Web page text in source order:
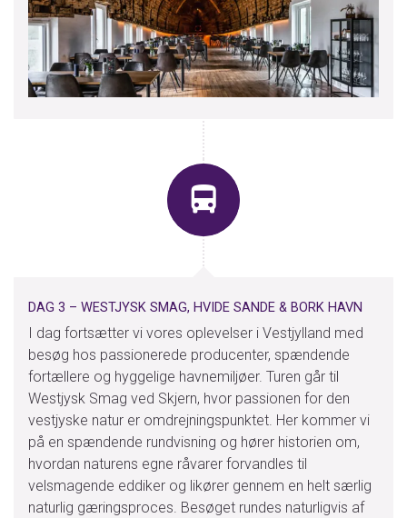
DAG 3 – WESTJYSK SMAG, HVIDE SANDE & BORK HAVN
I dag fortsætter vi vores oplevelser i Vestjylland med
besøg hos passionerede producenter, spændende
fortællere og hyggelige havnemiljøer. Turen går til
Westjysk Smag ved Skjern, hvor passionen for den
vestjyske natur er omdrejningspunktet. Her kommer vi
på en spændende rundvisning og hører historien om,
hvordan naturens egne råvarer forvandles til
velsmagende eddiker og likører gennem en helt særlig
naturlig gæringsproces. Besøget rundes naturligvis af